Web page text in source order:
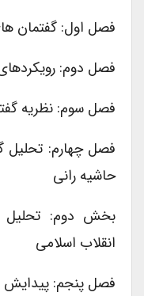
فصل اول: گفتمان
فصل دوم: رویکردهای
فصل سوم: نظریه
فصل چهارم: تحلیل
حاشیه رانی
بخش دوم: تحلیل
انقلاب اسلامی
فصل پنجم: پیدایش